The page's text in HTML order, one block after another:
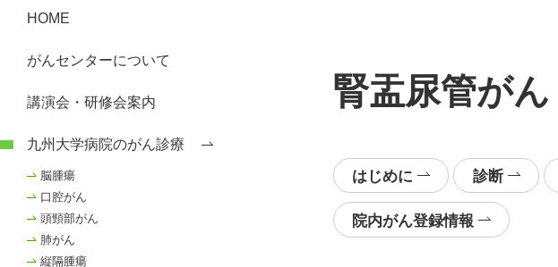
HOME
がんセンターについて
講演会・研修会案内
九州大学病院のがん診療
脳腫瘍
口腔がん
頭頸部がん
肺がん
縦隔腫瘍
腎盂尿管がん
はじめに 診断
院内がん登録情報